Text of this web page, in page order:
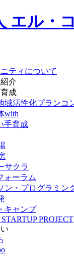
ティについて
介
成
域活性化プランコ
with
手育成
サクラ
ォーラム
ン・プログラミン
キャンプ
PROJECT